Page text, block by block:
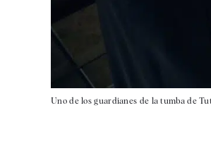
Uno de los guardianes de la tumba de